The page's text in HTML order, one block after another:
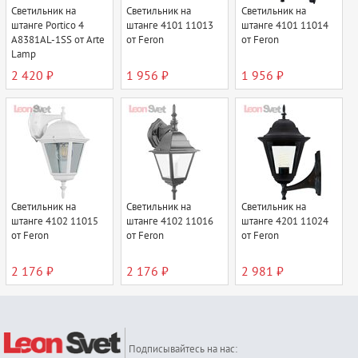
Светильник на
штанге Portico 4
A8381AL-1SS от Arte
Lamp
2 420 ₽
Светильник на
штанге 4101 11013
от Feron
1 956 ₽
Светильник на
штанге 4101 11014
от Feron
1 956 ₽
Светильник на
штанге 4102 11015
от Feron
2 176 ₽
Светильник на
штанге 4102 11016
от Feron
2 176 ₽
Светильник на
штанге 4201 11024
от Feron
2 981 ₽
Подписывайтесь на нас: